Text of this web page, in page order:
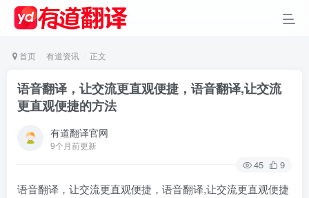
首页 有道资讯 正文
语音翻译，让交流更直观便捷，语音翻译,让交流
更直观便捷的方法
有道翻译官网
9个月前更新
45 9
语音翻译，让交流更直观便捷，语音翻译,让交流更直观便捷